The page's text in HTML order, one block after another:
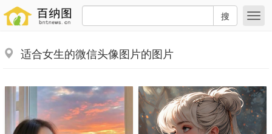
搜
适合女生的微信头像图片的图片